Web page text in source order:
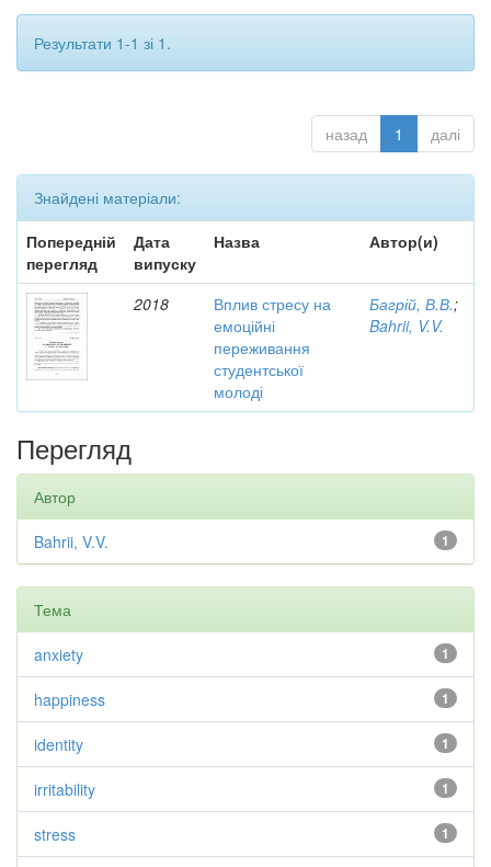
Результати 1-1 зі 1.
назад 1 далі
Знайдені матеріали:
Попередній
перегляд
Дата
випуску
Назва Автор(и)
2018
Вплив стресу на
емоційні
переживання
студентської
молоді
Багрій, В.В.;
Bahrii, V.V.
Перегляд
Автор
1
Bahrii, V.V.
Тема
1
anxiety
1
happiness
1
identity
1
irritability
1
stress